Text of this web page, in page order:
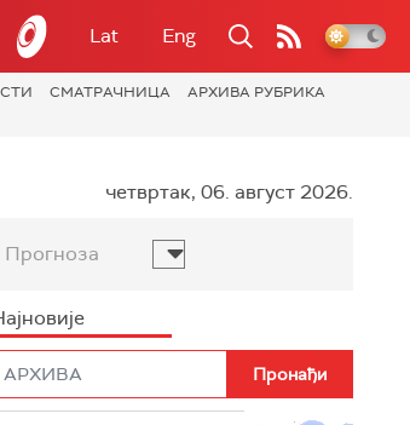
Lat Eng
СМАТРАЧНИЦА
АРХИВА РУБРИКА
четвртак, 06. август 2026.
Прогноза